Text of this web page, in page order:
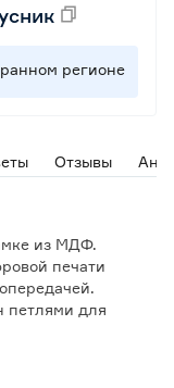
регионе
Отзывы
из МДФ.
печати
петлями для